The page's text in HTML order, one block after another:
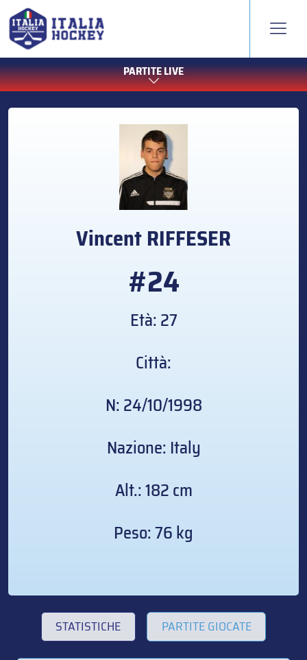
PARTITE LIVE
VincentRIFFESER
#24
Età: 27
Città:
N: 24/10/1998
Nazione: Italy
Alt.: 182 cm
Peso: 76 kg
STATISTICHE PARTITE GIOCATE